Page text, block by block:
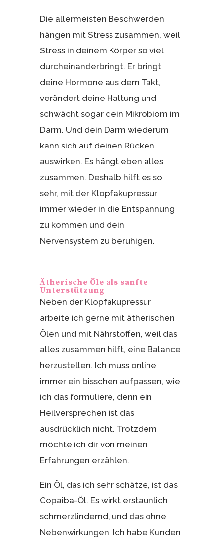
Die allermeisten Beschwerden
hängen mit Stress zusammen, weil
Stress in deinem Körper so viel
durcheinanderbringt. Er bringt
deine Hormone aus dem Takt,
verändert deine Haltung und
schwächt sogar dein Mikrobiom im
Darm. Und dein Darm wiederum
kann sich auf deinen Rücken
auswirken. Es hängt eben alles
zusammen. Deshalb hilft es so
sehr, mit der Klopfakupressur
immer wieder in die Entspannung
zu kommen und dein
Nervensystem zu beruhigen.
Ätherische Öle als sanfte
Unterstützung
Neben der Klopfakupressur
arbeite ich gerne mit ätherischen
Ölen und mit Nährstoffen, weil das
alles zusammen hilft, eine Balance
herzustellen. Ich muss online
immer ein bisschen aufpassen, wie
ich das formuliere, denn ein
Heilversprechen ist das
ausdrücklich nicht. Trotzdem
möchte ich dir von meinen
Erfahrungen erzählen.
Ein Öl, das ich sehr schätze, ist das
Copaiba-Öl. Es wirkt erstaunlich
schmerzlindernd, und das ohne
Nebenwirkungen. Ich habe Kunden